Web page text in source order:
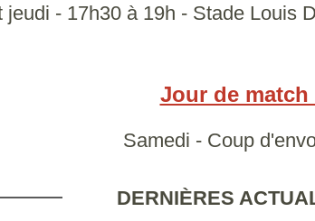
jeudi - 17h30 à 19h - Stade Louis
Jour de match
Samedi - Coup
DERNIÈRES